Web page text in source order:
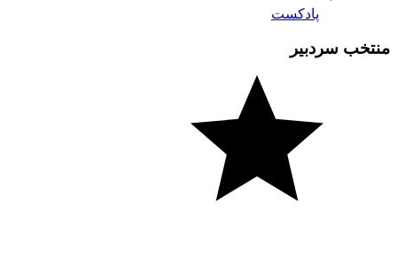
پادکست
منتخب سردبیر